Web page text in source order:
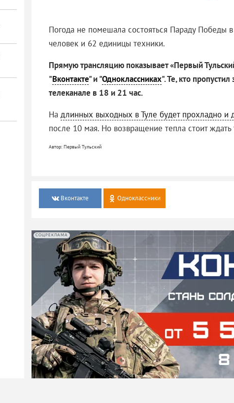
Погода не помешала состояться Параду Победы
человек и 62 единицы техники.
Прямую трансляцию показывает «Первый
"Вконтакте" и "Одноклассниках". Те, кто
телеканале в 18 и 21 час.
На длинных выходных в Туле будет прохладно и
после 10 мая. Но возвращение тепла стоит
Автор: Первый Тульский
Вконтакте Одноклассники
СОЦРЕКЛАМА